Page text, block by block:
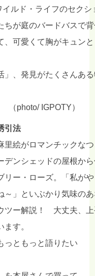
ルド・ライフのセクシ
ちが庭のバードバスで
、可愛くて胸がキュン
」、発見がたくさんあ
（photo/ IGPOTY）
引法
里絵がロマンチックな
デンシェッドの屋根か
リー・ローズ。「私が
～」といぶかり気味の
ツー解説！ 大丈夫、
す。
っともっと語りたい